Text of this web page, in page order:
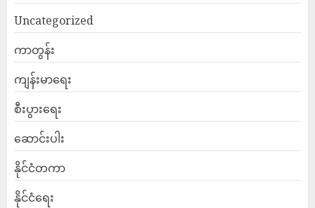
Uncategorized
ကာတွန်း
ကျန်းမာရေး
စီးပွားရေး
ဆောင်းပါး
နိုင်ငံတကာ
နိုင်ငံရေး